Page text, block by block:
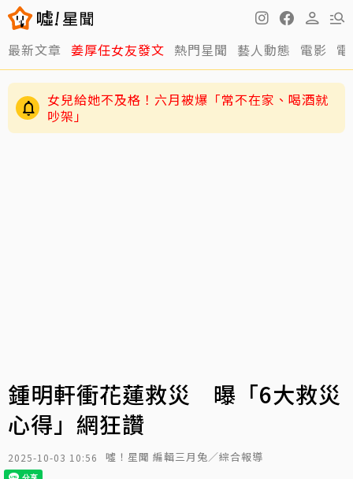
最新文章 姜厚任女友發文 熱門星聞 藝人動態 電影
75歲大咖影后爆戀小38歲攝影同居6年？遭提告
索討2400萬 硬氣反擊絕不給
女兒給她不及格！六月被爆「常不在家、喝酒就
吵架」
鍾明軒衝花蓮救災 曝「6大救災
心得」網狂讚
2025-10-03 10:56 噓！星聞 編輯三月兔／綜合報導